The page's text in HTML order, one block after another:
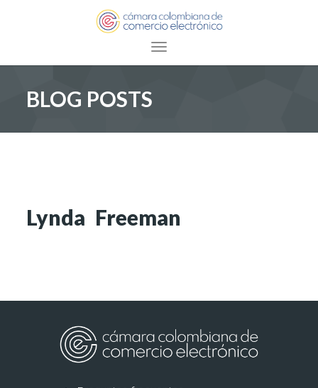
Toggle navigation
BLOG POSTS
Lynda Freeman